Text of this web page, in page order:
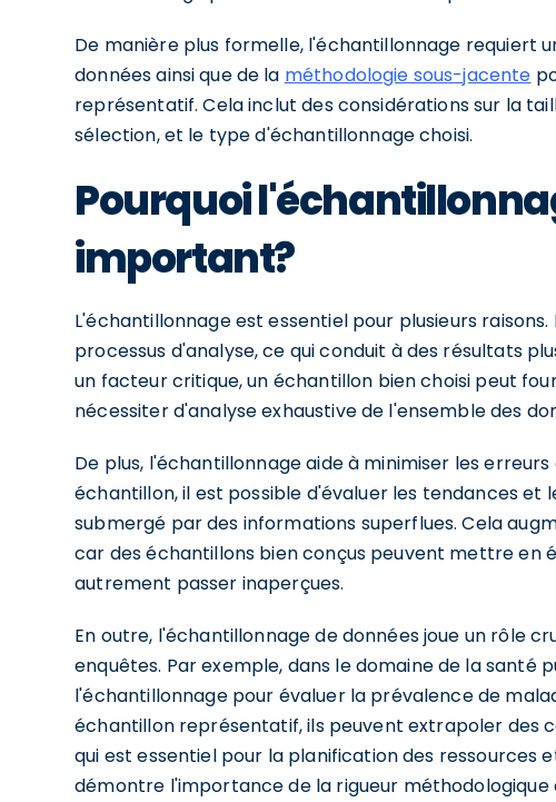
De manière plus formelle, l'échantillonnage requiert
données ainsi que de la méthodologie sous-jacente
représentatif. Cela inclut des considérations sur la
sélection, et le type d'échantillonnage choisi.
Pourquoi
important?
L'échantillonnage est essentiel pour plusieurs
processus d'analyse, ce qui conduit à des résultats
un facteur critique, un échantillon bien choisi peut
nécessiter d'analyse exhaustive de l'ensemble des
De plus, l'échantillonnage aide à minimiser les
échantillon, il est possible d'évaluer les tendances et
submergé par des informations superflues. Cela
car des échantillons bien conçus peuvent mettre en
autrement passer inaperçues.
En outre, l'échantillonnage de données joue un rôle
enquêtes. Par exemple, dans le domaine de la santé
l'échantillonnage pour évaluer la prévalence de
échantillon représentatif, ils peuvent extrapoler des
qui est essentiel pour la planification des ressources
démontre l'importance de la rigueur